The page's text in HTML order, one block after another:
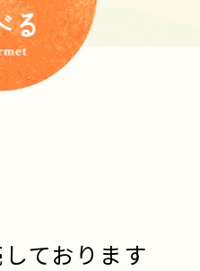
ております